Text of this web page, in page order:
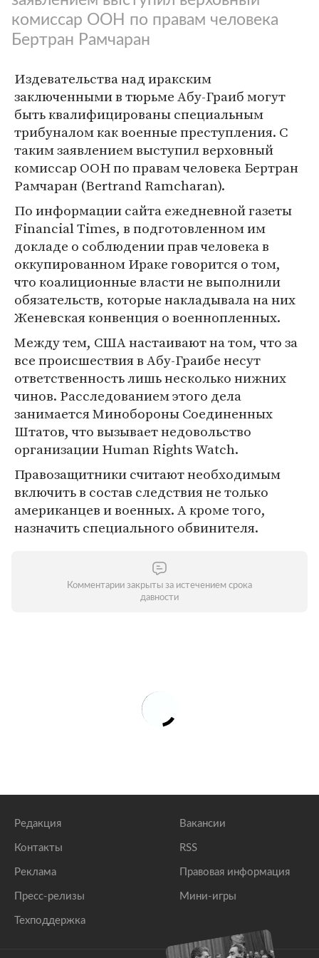
комиссар ООН по правам человека
Бертран Рамчаран
Издевательства над иракским
заключенными в тюрьме Абу-Граиб могут
быть квалифицированы специальным
трибуналом как военные преступления. С
таким заявлением выступил верховный
комиссар ООН по правам человека Бертран
Рамчаран (Bertrand Ramcharan).
По информации сайта ежедневной газеты
Financial Times, в подготовленном им
докладе о соблюдении прав человека в
оккупированном Ираке говорится о том,
что коалиционные власти не выполнили
обязательств, которые накладывала на них
Женевская конвенция о военнопленных.
Между тем, США настаивают на том, что за
все происшествия в Абу-Граибе несут
ответственность лишь несколько нижних
чинов. Расследованием этого дела
занимается Минобороны Соединенных
Штатов, что вызывает недовольство
организации Human Rights Watch.
Правозащитники считают необходимым
включить в состав следствия не только
американцев и военных. А кроме того,
назначить специального обвинителя.
Комментарии закрыты за истечением срока
давности
Редакция
Контакты
Реклама
Пресс-релизы
Техподдержка
Вакансии
RSS
Правовая информация
Мини-игры